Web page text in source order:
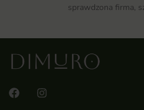
sprawdzona firma,